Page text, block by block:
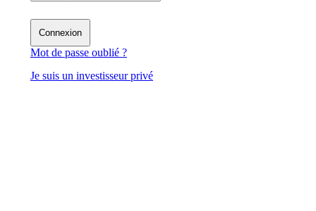
Connexion
Mot de passe oublié ?
Je suis un investisseur privé